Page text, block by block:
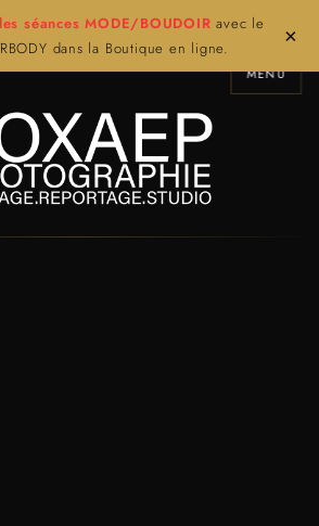
séances MODE/BOUDOIR avec le
dans la Boutique en ligne.
×
MENU